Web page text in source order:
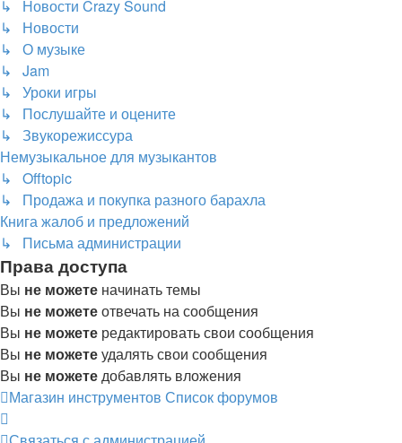
↳ Новости Crazy Sound
↳ Новости
↳ О музыке
↳ Jam
↳ Уроки игры
↳ Послушайте и оцените
↳ Звукорежиссура
Немузыкальное для музыкантов
↳ Offtopic
↳ Продажа и покупка разного барахла
Книга жалоб и предложений
↳ Письма администрации
Права доступа
Вы не можете начинать темы
Вы не можетеотвечать на сообщения
Вы не можете редактировать свои сообщения
Вы не можетеудалять свои сообщения
Вы не можетедобавлять вложения
Магазин инструментов Список форумов